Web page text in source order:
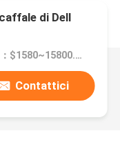
di Dell
Prezzo：$1580~15800.00 Negotiable
Contattici